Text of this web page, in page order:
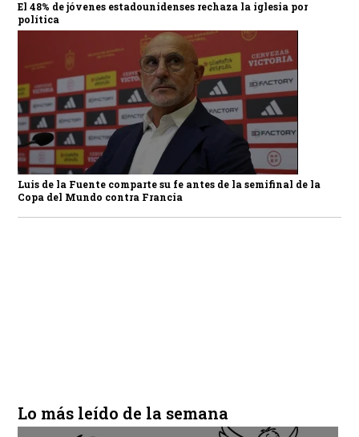
El 48% de jóvenes estadounidenses rechaza la iglesia por
política
Luis de la Fuente comparte su fe antes de la semifinal de la
Copa del Mundo contra Francia
Lo más leído de la semana